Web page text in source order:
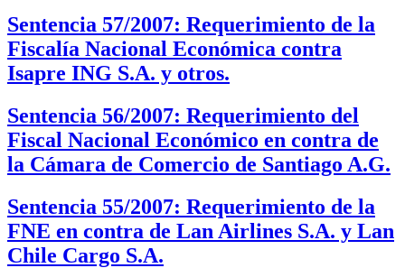
Sentencia 57/2007: Requerimiento de la
Fiscalía Nacional Económica contra
Isapre ING S.A. y otros.
Sentencia 56/2007: Requerimiento del
Fiscal Nacional Económico en contra de
la Cámara de Comercio de Santiago A.G.
Sentencia 55/2007: Requerimiento de la
FNE en contra de Lan Airlines S.A. y Lan
Chile Cargo S.A.